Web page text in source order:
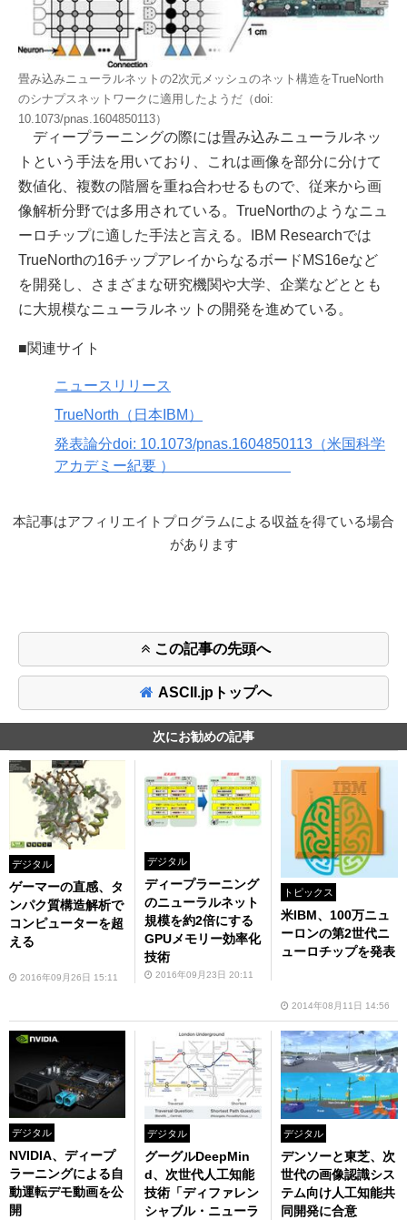
畳み込みニューラルネットの2次元メッシュのネット構造をTrueNorth
のシナプスネットワークに適用したようだ（doi:
10.1073/pnas.1604850113）
ディープラーニングの際には畳み込みニューラルネッ
トという手法を用いており、これは画像を部分に分けて
数値化、複数の階層を重ね合わせるもので、従来から画
像解析分野では多用されている。TrueNorthのようなニュ
ーロチップに適した手法と言える。IBM Researchでは
TrueNorthの16チップアレイからなるボードMS16eなど
を開発し、さまざまな研究機関や大学、企業などととも
に大規模なニューラルネットの開発を進めている。
■関連サイト
ニュースリリース
TrueNorth（日本IBM）
発表論分doi: 10.1073/pnas.1604850113（米国科学
アカデミー紀要 ）
本記事はアフィリエイトプログラムによる収益を得ている場合
があります
この記事の先頭へ
ASCII.jpトップへ
次にお勧めの記事
デジタル
ゲーマーの直感、タ
ンパク質構造解析で
コンピューターを超
える
2016年09月26日 15:11
デジタル
ディープラーニング
のニューラルネット
規模を約2倍にする
GPUメモリー効率化
技術
2016年09月23日 20:11
トピックス
米IBM、100万ニュ
ーロンの第2世代ニ
ューロチップを発表
2014年08月11日 14:56
デジタル
NVIDIA、ディープ
ラーニングによる自
動運転デモ動画を公
開
デジタル
グーグルDeepMin
d、次世代人工知能
技術「ディファレン
シャブル・ニューラ
デジタル
デンソーと東芝、次
世代の画像認識シス
テム向け人工知能共
同開発に合意